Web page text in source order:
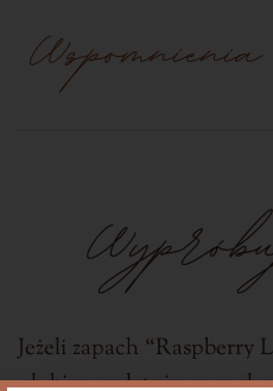
Jeżeli zapach “Raspberry
ulubionym letnim